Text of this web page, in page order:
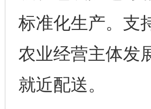
标准化生产。支
农业经营主体发
就近配送。